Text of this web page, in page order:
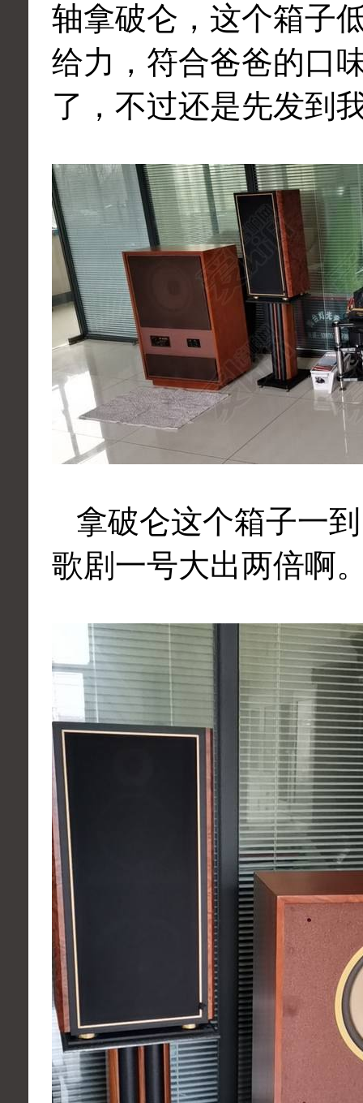
轴拿破仑，这个箱子
给力，符合爸爸的口
了，不过还是先发到
拿破仑这个箱子一
歌剧一号大出两倍啊